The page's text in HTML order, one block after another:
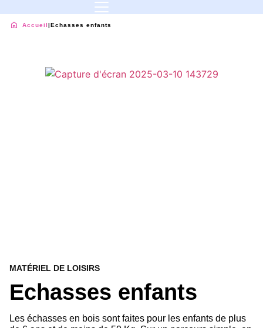
Accueil|Echasses enfants
MATÉRIEL DE LOISIRS
Echasses enfants
Les échasses en bois sont faites pour les enfants de plus